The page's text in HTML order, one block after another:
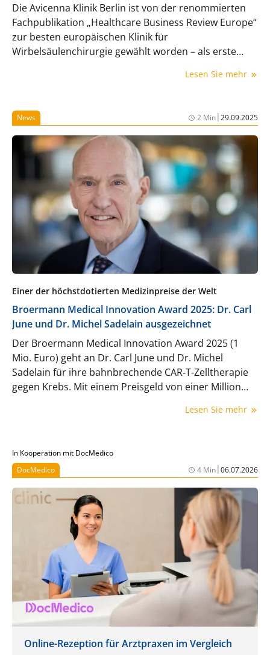
Die Avicenna Klinik Berlin ist von der renommierten
Fachpublikation „Healthcare Business Review Europe“
zur besten europäischen Klinik für
Wirbelsäulenchirurgie gewählt worden – als erste
Lesen Sie mehr
News 2 Min|29.09.2025
Einer der höchstdotierten Medizinpreise der Welt
Broermann Medical Innovation Award 2025: Dr. Carl
June und Dr. Michel Sadelain ausgezeichnet
Der Broermann Medical Innovation Award 2025 (1
Mio. Euro) geht an Dr. Carl June und Dr. Michel
Sadelain für ihre bahnbrechende CAR‑T-Zelltherapie
gegen Krebs. Mit einem Preisgeld von einer Million
einer der höchstdotierten Medizinpreise der Welt.
Lesen Sie mehr
In Kooperation mit DocMedico
DocMedico
4 Min|06.07.2026
Online-Rezeption für Arztpraxen im Vergleich